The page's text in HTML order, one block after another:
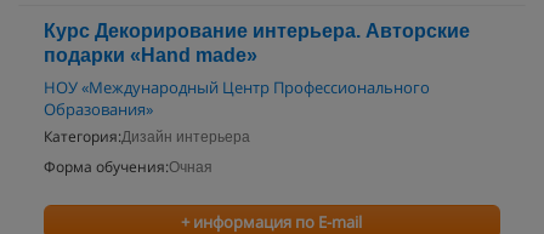
Курс Декорирование интерьера. Авторские
подарки «Hand made»
НОУ «Международный Центр Профессионального
Образования»
Категория:Дизайн интерьера
Форма обучения:Очная
+ информация по E-mail